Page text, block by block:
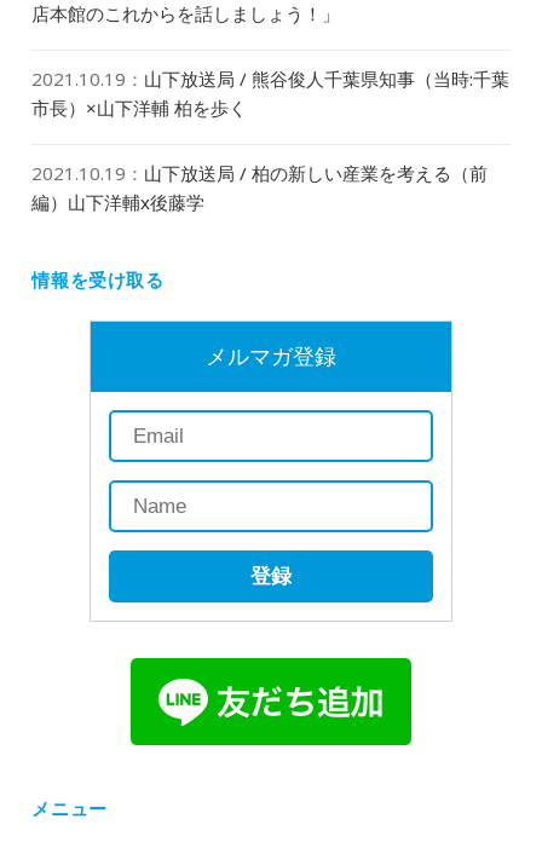
店本館のこれからを話しましょう！」
2021.10.19 ： 山下放送局 / 熊谷俊人千葉県知事（当時:千葉
市長）×山下洋輔 柏を歩く
2021.10.19 ： 山下放送局 / 柏の新しい産業を考える（前
編）山下洋輔x後藤学
情報を受け取る
メルマガ登録
登録
メニュー